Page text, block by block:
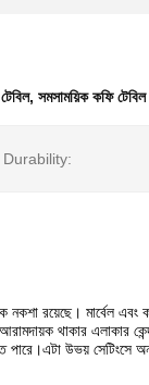
, সমসাময়িক কফি টেবিল
Durability:
নকশা রয়েছে। মার্বেল
থাকার এলাকার
পারে।এটা উভয় সেটিংসে